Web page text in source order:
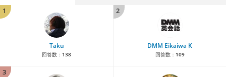
1
Taku
回答数： 138
2
DMM Eikaiwa K
回答数： 109
3